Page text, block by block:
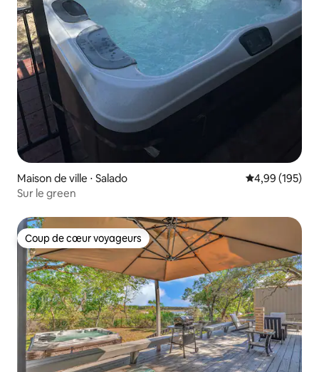
Maison de ville ⋅ Salado Évaluation
4,99 (195)
Sur le green
Coup de cœur voyageurs
Coup de cœur voyageurs